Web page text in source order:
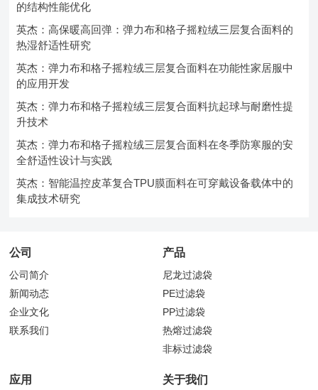
的结构性能优化
英杰：高保暖高回弹：弹力布和格子摇粒绒三层复合面料的
热湿舒适性研究
英杰：弹力布和格子摇粒绒三层复合面料在功能性家居服中
的应用开发
英杰：弹力布和格子摇粒绒三层复合面料抗起球与耐磨性提
升技术
英杰：弹力布和格子摇粒绒三层复合面料在冬季防寒服的安
全舒适性设计与实践
英杰：智能温控皮革复合TPU膜面料在可穿戴设备载体中的
集成技术研究
公司
公司简介
新闻动态
企业文化
联系我们
产品
尼龙过滤袋
PE过滤袋
PP过滤袋
热熔过滤袋
非标过滤袋
应用 关于我们